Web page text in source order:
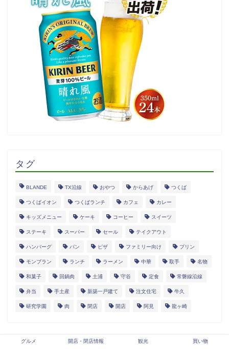
タグ
BLANDE TX沿線 おやつ からあげ つくば
つくばイオン つくばランチ カフェ カレー
キッズメニュー ケーキ コーヒー スイーツ
ステーキ スーパー セール テイクアウト
ハンバーグ パン ピザ ファミリー向け プリン
モンブラン ランチ ラーメン 中華 取手 名物
和菓子 回鍋肉 土浦 守谷 定食 常磐線沿線
弁当 手土産 新築一戸建て 注文住宅 牛久
研究学園 肉 閉店 開店 阿見 龍ヶ崎
グルメ 開店・閉店情報 観光 買い物